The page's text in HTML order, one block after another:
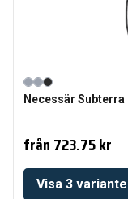
Necessär
från723.75 kr
Visa 3